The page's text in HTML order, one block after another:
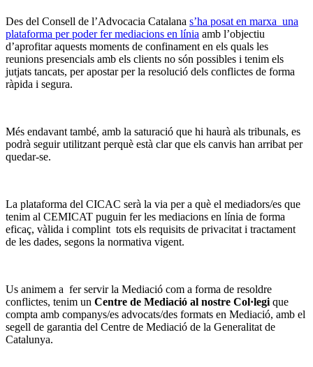
Des del Consell de l’Advocacia Catalana s’ha posat en marxa una
plataforma per poder fer mediacions en línia amb l’objectiu
d’aprofitar aquests moments de confinament en els quals les
reunions presencials amb els clients no són possibles i tenim els
jutjats tancats, per apostar per la resolució dels conflictes de forma
ràpida i segura.
Més endavant també, amb la saturació que hi haurà als tribunals, es
podrà seguir utilitzant perquè està clar que els canvis han arribat per
quedar-se.
La plataforma del CICAC serà la via per a què el mediadors/es que
tenim al CEMICAT puguin fer les mediacions en línia de forma
eficaç, vàlida i complint tots els requisits de privacitat i tractament
de les dades, segons la normativa vigent.
Us animem a fer servir la Mediació com a forma de resoldre
conflictes, tenim un Centre de Mediació al nostre Col·legi que
compta amb companys/es advocats/des formats en Mediació, amb el
segell de garantia del Centre de Mediació de la Generalitat de
Catalunya.